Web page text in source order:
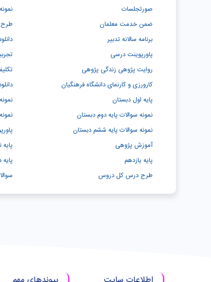
صورتجلسات
ضمن خدمت معلمان
طرح
برنامه سالانه تدبیر
پاورپوینت درسی
روایت پژوهی زندگی پژوهی
کارورزی و کارنمای دانشگاه فرهنگیان
پایه اول دبستان
نمونه سوالات پایه دوم دبستان
نمونه سوالات پایه ششم دبستان
آموزش پژوهی
پایه
پایه یازدهم
طرح درس کل دروس